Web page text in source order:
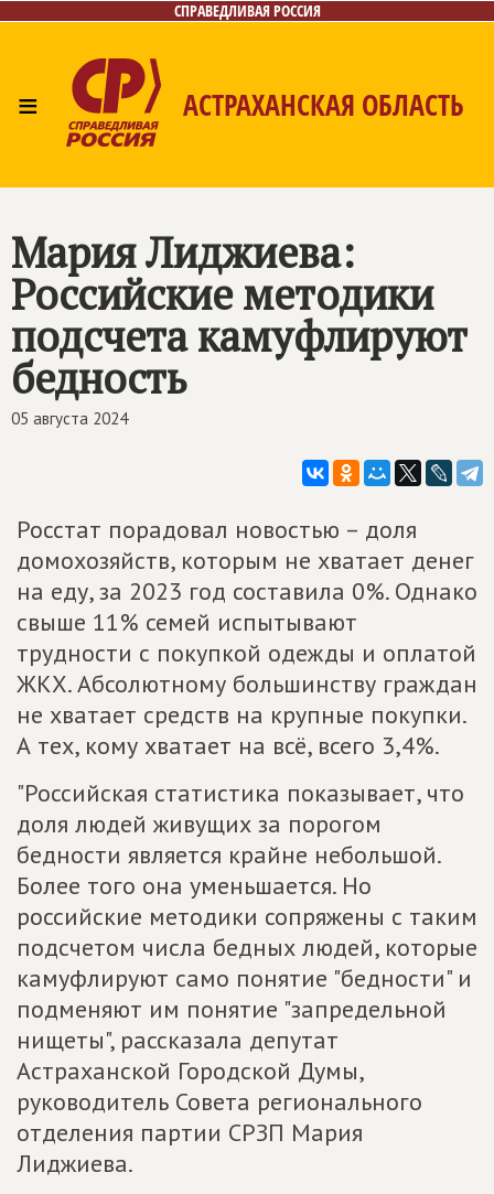
СПРАВЕДЛИВАЯ РОССИЯ
≡ АСТРАХАНСКАЯ ОБЛАСТЬ
Мария Лиджиева:
Российские методики
подсчета камуфлируют
бедность
05 августа 2024
Росстат порадовал новостью – доля
домохозяйств, которым не хватает денег
на еду, за 2023 год составила 0%. Однако
свыше 11% семей испытывают
трудности с покупкой одежды и оплатой
ЖКХ. Абсолютному большинству граждан
не хватает средств на крупные покупки.
А тех, кому хватает на всё, всего 3,4%.
"Российская статистика показывает, что
доля людей живущих за порогом
бедности является крайне небольшой.
Более того она уменьшается. Но
российские методики сопряжены с таким
подсчетом числа бедных людей, которые
камуфлируют само понятие "бедности" и
подменяют им понятие "запредельной
нищеты", рассказала депутат
Астраханской Городской Думы,
руководитель Совета регионального
отделения партии СРЗП Мария
Лиджиева.